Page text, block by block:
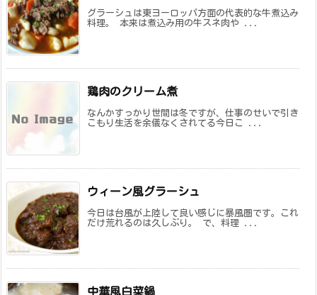
グラーシュは東ヨーロッパ方面の代表的な牛煮込み
料理。 本来は煮込み用の牛スネ肉や ...
鶏肉のクリーム煮
なんかすっかり世間は冬ですが、仕事のせいで引き
こもり生活を余儀なくされてる今日こ ...
ウィーン風グラーシュ
今日は台風が上陸して良い感じに暴風圏です。これ
だけ荒れるのは久しぶり。 で、料理 ...
中華風白菜鍋